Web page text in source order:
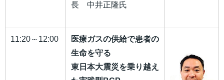
長 中井正隆氏
11:20～12:00
医療ガスの供給で患者の
生命を守る
東日本大震災を乗り越え